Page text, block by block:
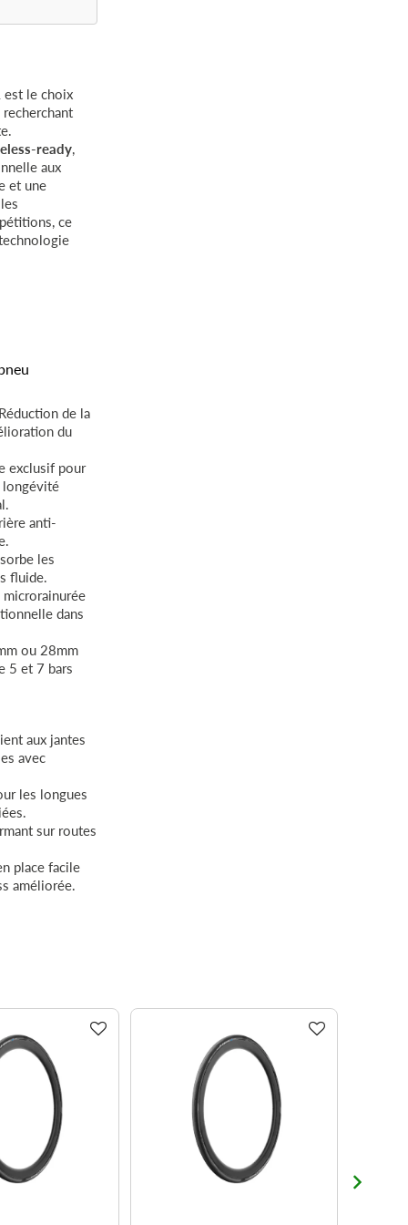
est le choix
ready,
aux
et une
ce
de la
du
exclusif pour
longévité
anti-
les
fluide.
dans
ou 28mm
5 et 7 bars
aux jantes
avec
les longues
sur routes
place facile
améliorée.